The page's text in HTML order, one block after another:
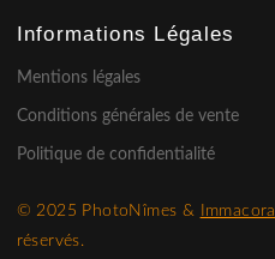
Informations Légales
Mentions légales
Conditions générales de vente
Politique de confidentialité
© 2025 PhotoNîmes & Immacora
réservés.